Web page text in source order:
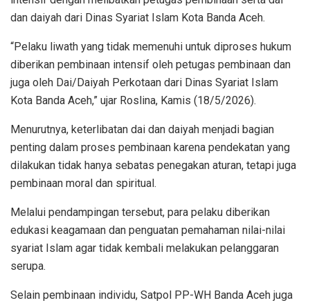
dan daiyah dari Dinas Syariat Islam Kota Banda Aceh.
“Pelaku liwath yang tidak memenuhi untuk diproses hukum
diberikan pembinaan intensif oleh petugas pembinaan dan
juga oleh Dai/Daiyah Perkotaan dari Dinas Syariat Islam
Kota Banda Aceh,” ujar Roslina, Kamis (18/5/2026).
Menurutnya, keterlibatan dai dan daiyah menjadi bagian
penting dalam proses pembinaan karena pendekatan yang
dilakukan tidak hanya sebatas penegakan aturan, tetapi juga
pembinaan moral dan spiritual.
Melalui pendampingan tersebut, para pelaku diberikan
edukasi keagamaan dan penguatan pemahaman nilai-nilai
syariat Islam agar tidak kembali melakukan pelanggaran
serupa.
Selain pembinaan individu, Satpol PP-WH Banda Aceh juga